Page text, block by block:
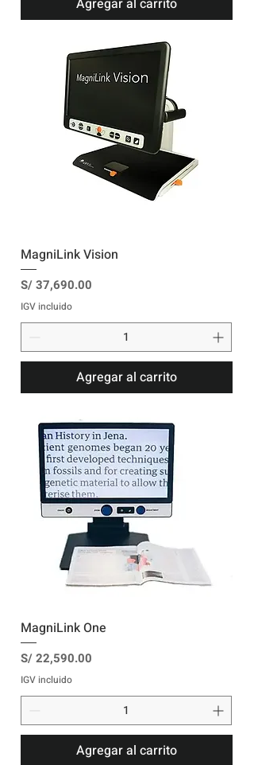
Agregar al carrito
MagniLink Vision
Precio
S/ 37,690.00
IGV incluido
Agregar al carrito
MagniLink One
Precio
S/ 22,590.00
IGV incluido
Agregar al carrito